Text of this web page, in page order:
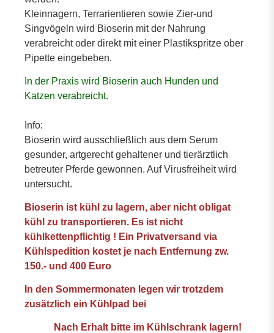
Kleinnagern, Terrarientieren sowie Zier-und
Singvögeln wird Bioserin mit der Nahrung
verabreicht oder direkt mit einer Plastikspritze ober
Pipette eingebeben.
In der Praxis wird Bioserin auch Hunden und
Katzen verabreicht.
Info:
Bioserin wird ausschließlich aus dem Serum
gesunder, artgerecht gehaltener und tierärztlich
betreuter Pferde gewonnen. Auf Virusfreiheit wird
untersucht.
Bioserin ist kühl zu lagern, aber nicht obligat
kühl zu transportieren. Es ist nicht
kühlkettenpflichtig ! Ein Privatversand via
Kühlspedition kostet je nach Entfernung zw.
150.- und 400 Euro
In den Sommermonaten legen wir trotzdem
zusätzlich ein Kühlpad bei
Nach Erhalt bitte im Kühlschrank lagern!